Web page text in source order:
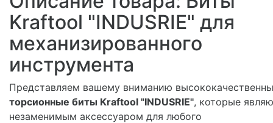
Kraftool "INDUSRIE" для
механизированного
инструмента
Представляем вашему вниманию
торсионные биты Kraftool "INDUSRIE", которые
незаменимым аксессуаром для любого